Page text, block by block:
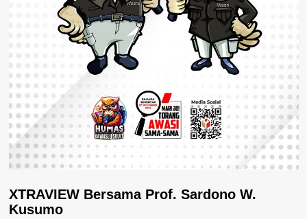
XTRAVIEW Bersama Prof. Sardono W.
Kusumo